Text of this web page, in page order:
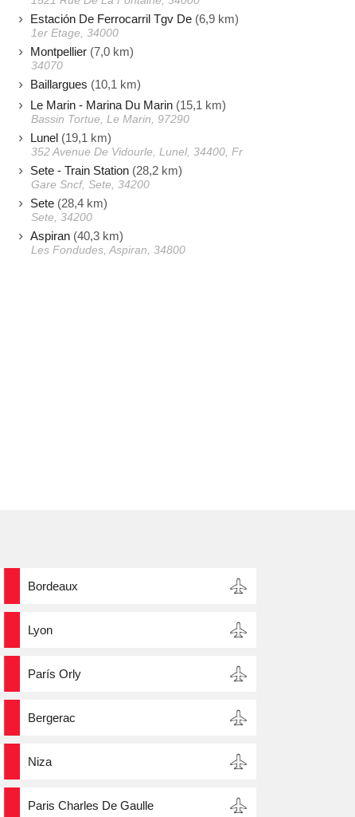
Estación De Ferrocarril Tgv De (6,9 km)
1er Etage, 34000
Montpellier (7,0 km)
34070
Baillargues (10,1 km)
Le Marin - Marina Du Marin (15,1 km)
Bassin Tortue, Le Marin, 97290
Lunel (19,1 km)
352 Avenue De Vidourle, Lunel, 34400, Fr
Sete - Train Station (28,2 km)
Gare Sncf, Sete, 34200
Sete (28,4 km)
Sete, 34200
Aspiran (40,3 km)
Les Fondudes, Aspiran, 34800
Bordeaux
Lyon
París Orly
Bergerac
Niza
Paris Charles De Gaulle